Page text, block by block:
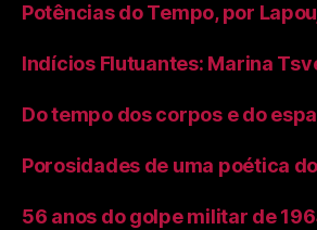
Potências do Tempo, por
Indícios Flutuantes: Marina
Do tempo dos corpos e do
Porosidades de uma poética
56 anos do golpe militar de